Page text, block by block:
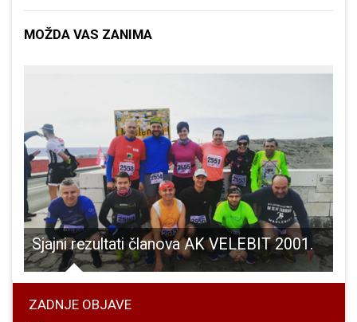
MOŽDA VAS ZANIMA
Sjajni rezultati članova AK VELEBIT 2001.
ZADNJE OBJAVE